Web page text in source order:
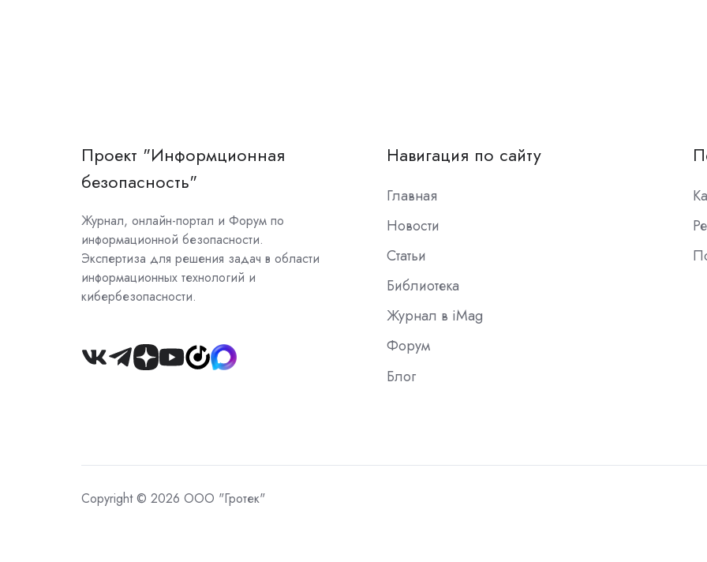
Проект "Информционная
безопасность"
Журнал, онлайн-портал и Форум по
информационной безопасности.
Экспертиза для решения задач в области
информационных технологий и
кибербезопасности.
Join
Навигация по сайту
Главная
Новости
Статьи
Библиотека
Журнал в iMag
Форум
Блог
Copyright © 2026 ООО "Гротек"